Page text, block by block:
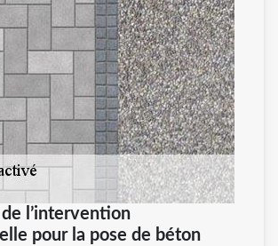
l’intervention
pour la pose de béton